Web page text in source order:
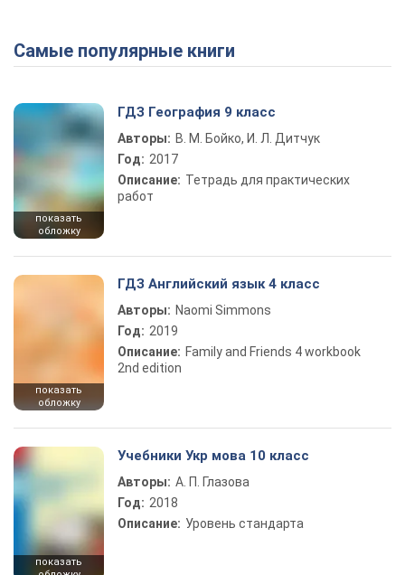
Самые популярные книги
показать
обложку
ГДЗ География 9 класс
Авторы: В. М. Бойко, И. Л. Дитчук
Год: 2017
Описание: Тетрадь для практических
работ
показать
обложку
ГДЗ Английский язык 4 класс
Авторы: Naomi Simmons
Год: 2019
Описание: Family and Friends 4 workbook
2nd edition
показать
Учебники Укр мова 10 класс
Авторы: А. П. Глазова
Год: 2018
Описание: Уровень стандарта